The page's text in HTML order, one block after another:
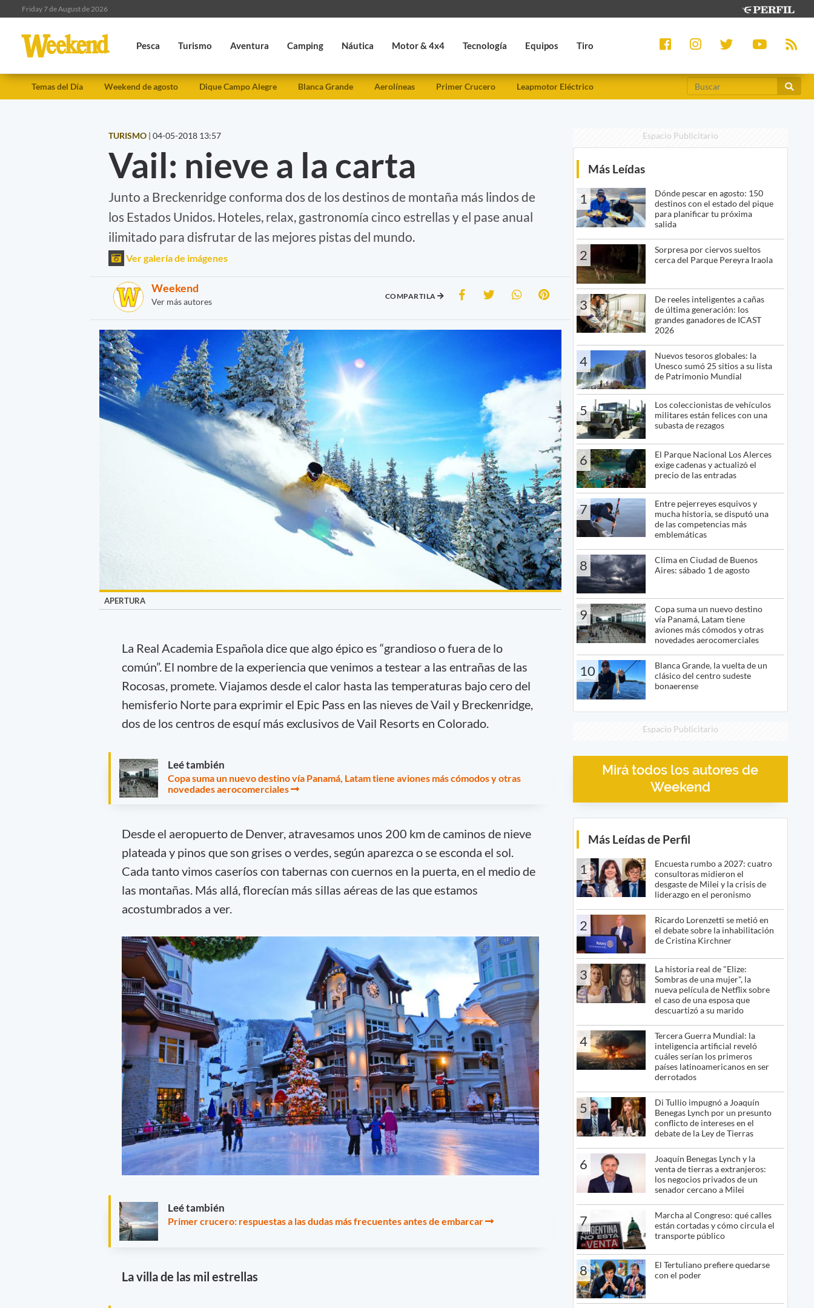
Friday 7 de August de 2026
Pesca Turismo Aventura Camping Náutica Motor & 4x4 Tecnología Equipos Tiro
Temas del Día Weekend de agosto Dique Campo Alegre Blanca Grande Aerolíneas Primer Crucero Leapmotor Eléctrico
TURISMO | 04-05-2018 13:57
Vail: nieve a la carta
Junto a Breckenridge conforma dos de los destinos de montaña más lindos de
los Estados Unidos. Hoteles, relax, gastronomía cinco estrellas y el pase anual
ilimitado para disfrutar de las mejores pistas del mundo.
Ver galería de imágenes
Weekend
Ver más autores
COMPARTILA
APERTURA
La Real Academia Española dice que algo épico es “grandioso o fuera de lo
común”. El nombre de la experiencia que venimos a testear a las entrañas de las
Rocosas, promete. Viajamos desde el calor hasta las temperaturas bajo cero del
hemisferio Norte para exprimir el Epic Pass en las nieves de Vail y Breckenridge,
dos de los centros de esquí más exclusivos de Vail Resorts en Colorado.
Leé también
Copa suma un nuevo destino vía Panamá, Latam tiene aviones más cómodos y otras
novedades aerocomerciales
Desde el aeropuerto de Denver, atravesamos unos 200 km de caminos de nieve
plateada y pinos que son grises o verdes, según aparezca o se esconda el sol.
Cada tanto vimos caseríos con tabernas con cuernos en la puerta, en el medio de
las montañas. Más allá, florecían más sillas aéreas de las que estamos
acostumbrados a ver.
Leé también
Primer crucero: respuestas a las dudas más frecuentes antes de embarcar
La villa de las mil estrellas
Espacio Publicitario
Más Leídas
1
Dónde pescar en agosto: 150
destinos con el estado del pique
para planificar tu próxima
salida
2
Sorpresa por ciervos sueltos
cerca del Parque Pereyra Iraola
3
De reeles inteligentes a cañas
de última generación: los
grandes ganadores de ICAST
2026
4
Nuevos tesoros globales: la
Unesco sumó 25 sitios a su lista
de Patrimonio Mundial
5
Los coleccionistas de vehículos
militares están felices con una
subasta de rezagos
6
El Parque Nacional Los Alerces
exige cadenas y actualizó el
precio de las entradas
7
Entre pejerreyes esquivos y
mucha historia, se disputó una
de las competencias más
emblemáticas
8
Clima en Ciudad de Buenos
Aires: sábado 1 de agosto
9
Copa suma un nuevo destino
vía Panamá, Latam tiene
aviones más cómodos y otras
novedades aerocomerciales
10
Blanca Grande, la vuelta de un
clásico del centro sudeste
bonaerense
Espacio Publicitario
Mirá todos los autores de
Weekend
Más Leídas de Perfil
1
Encuesta rumbo a 2027: cuatro
consultoras midieron el
desgaste de Milei y la crisis de
liderazgo en el peronismo
2
Ricardo Lorenzetti se metió en
el debate sobre la inhabilitación
de Cristina Kirchner
3
La historia real de "Elize:
Sombras de una mujer", la
nueva película de Netflix sobre
el caso de una esposa que
descuartizó a su marido
4
Tercera Guerra Mundial: la
inteligencia artificial reveló
cuáles serían los primeros
países latinoamericanos en ser
derrotados
5
Di Tullio impugnó a Joaquín
Benegas Lynch por un presunto
conflicto de intereses en el
debate de la Ley de Tierras
6
Joaquín Benegas Lynch y la
venta de tierras a extranjeros:
los negocios privados de un
senador cercano a Milei
7
Marcha al Congreso: qué calles
están cortadas y cómo circula el
transporte público
8
El Tertuliano prefiere quedarse
con el poder